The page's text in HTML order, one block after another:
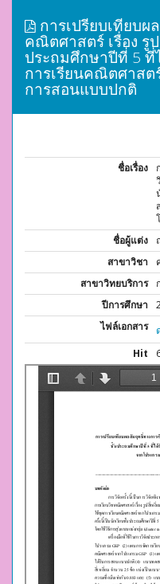
การเปรียบเทียบ
คณิตศาสตร์ เรื่อง รู
ประถมศึกษาปีที่ 5 ที่
การเรียนคณิตศาสต
การสอนแบบปกติ
ชื่อเรื่อง
ชื่อผู้แต่ง
สาขาวิชา
สาขาวิทยบริการ
ปีการศึกษา
ไฟล์เอกสาร
Hit